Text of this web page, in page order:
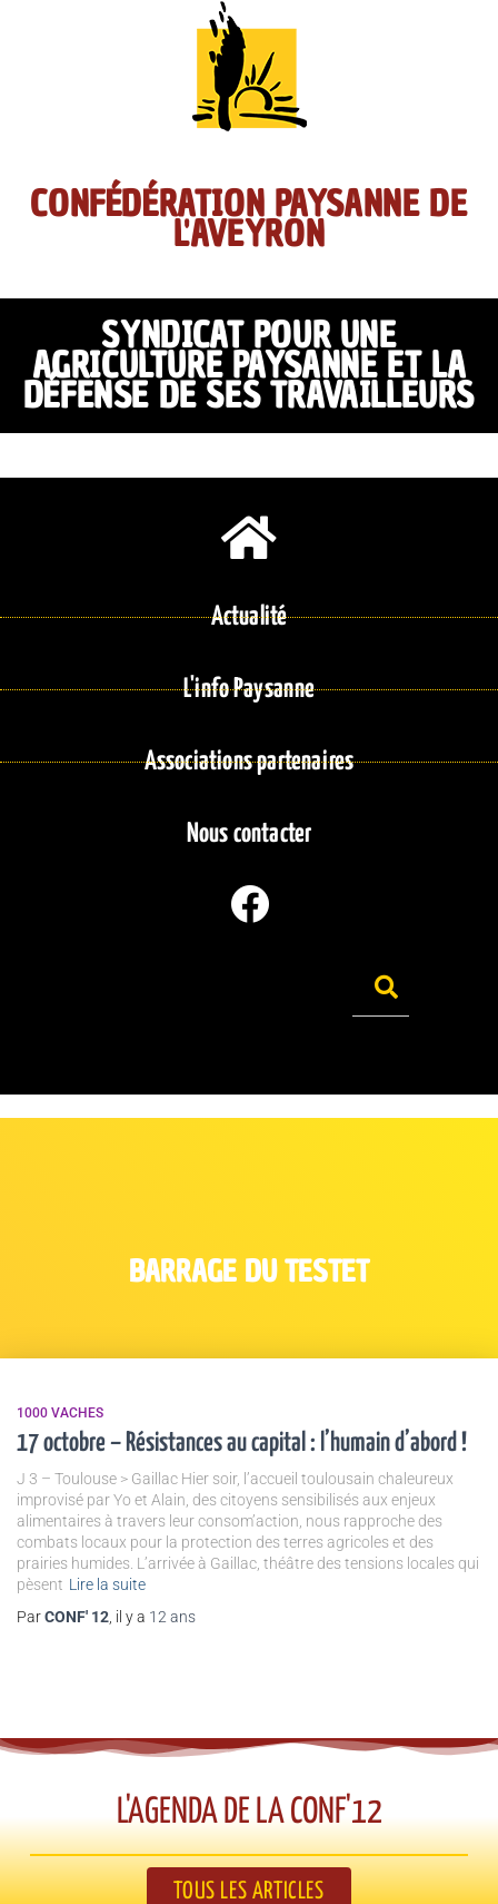
CONFÉDÉRATION PAYSANNE DE
L'AVEYRON
SYNDICAT POUR UNE
AGRICULTURE PAYSANNE ET LA
DÉFENSE DE SES TRAVAILLEURS
Actualité
L'info Paysanne
Associations partenaires
Nous contacter
BARRAGE DU TESTET
1000 VACHES
17 octobre – Résistances au capital : l’humain d’abord !
J 3 – Toulouse > Gaillac Hier soir, l’accueil toulousain chaleureux
improvisé par Yo et Alain, des citoyens sensibilisés aux enjeux
alimentaires à travers leur consom’action, nous rapproche des
combats locaux pour la protection des terres agricoles et des
prairies humides. L’arrivée à Gaillac, théâtre des tensions locales qui
pèsent Lire la suite
ParCONF' 12 , il y a 12 ans
L'AGENDA DE LA CONF'12​
TOUS LES ARTICLES